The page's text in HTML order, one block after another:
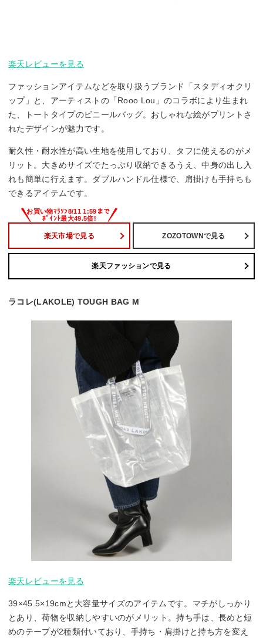
楽天レビューを見る
ファッションアイテムなどを取り扱うブランド「スタディオクリ
ップ」と、アーティストの「Rooo Lou」のコラボにより生まれ
た、トートタイプのビニールバッグ。おしゃれな絵がプリントさ
れたデザインが魅力です。
耐久性・耐水性が高い生地を使用しており、タフに使えるのがメ
リット。大きめサイズでたっぷり収納できるうえ、中身の出し入
れも簡単に行えます。ダブルハンドル仕様で、肩掛けも手持ちも
できるアイテムです。
楽天市場で見る ZOZOTOWNで見る
楽天ファッションで見る
ラコレ(LAKOLE) TOUGH BAG M
楽天レビューを見る
39×45.5×19cmと大容量サイズのアイテムです。マチがしっかり
とあり、荷物を収納しやすいのがメリット。持ち手は、長めと短
めのテープが2種類付いており、手持ち・肩掛けと持ち方を変え